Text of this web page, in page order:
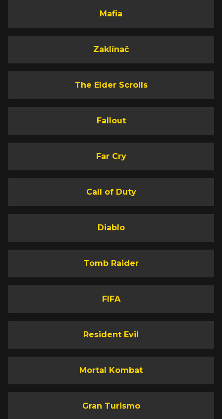
Mafia
Zaklínač
The Elder Scrolls
Fallout
Far Cry
Call of Duty
Diablo
Tomb Raider
FIFA
Resident Evil
Mortal Kombat
Gran Turismo